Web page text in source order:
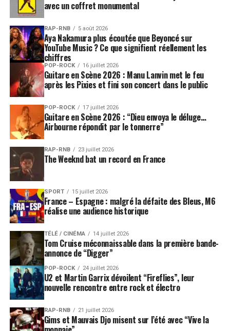
avec un coffret monumental
RAP-RNB 5 août 2026
Aya Nakamura plus écoutée que Beyoncé sur
YouTube Music ? Ce que signifient réellement les
chiffres
POP-ROCK 16 juillet 2026
Guitare en Scène 2026 : Manu Lanvin met le feu
après les Pixies et fini son concert dans le public
POP-ROCK 17 juillet 2026
Guitare en Scène 2026 : “Dieu envoya le déluge…
Airbourne répondit par le tonnerre”
RAP-RNB 23 juillet 2026
The Weeknd bat un record en France
SPORT 15 juillet 2026
France – Espagne : malgré la défaite des Bleus, M6
réalise une audience historique
TÉLÉ / CINÉMA 14 juillet 2026
Tom Cruise méconnaissable dans la première bande-
annonce de “Digger”
POP-ROCK 24 juillet 2026
U2 et Martin Garrix dévoilent “Fireflies”, leur
nouvelle rencontre entre rock et électro
RAP-RNB 21 juillet 2026
Gims et Mauvais Djo misent sur l’été avec “Vive la